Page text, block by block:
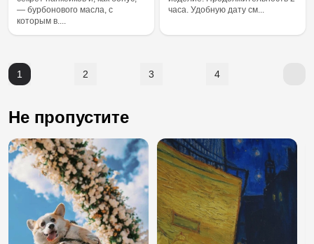
— бурбонового масла, с
которым в....
часа. Удобную дату см...
1 2 3 4
Не пропустите